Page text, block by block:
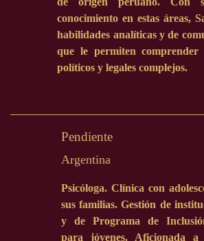
conocimiento en estas áreas,
habilidades analíticas y de
que le permiten
políticos y legales complejos.
Pendiente
Argentina
Psicóloga. Clínica con
sus familias. Gestión de
y de Programa de
para jóvenes. Aficionada